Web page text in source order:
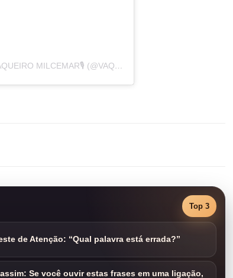
UMA PUBLICAÇÃO COMPARTILHADA POR VAQUEIRO MILCEMAR🎙️ (@VAQUEIROMILCEMAR)
Top 3
de Atenção: “Qual palavra está errada?”
Se você ouvir estas frases em uma ligação,